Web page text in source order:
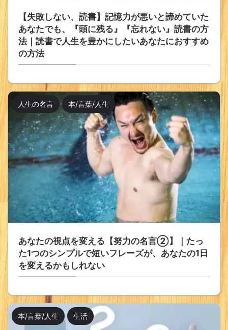
【失敗しない、読書】記憶力が悪いと諦めていた
あなたでも、『頭に残る』『忘れない』読書の方
法｜読書で人生を豊かにしたいあなたにおすすめ
の方法
人生の名言 本/言葉/人生
あなたの視点を変える【努力の名言②】｜たっ
た1つのシンプルで短いフレーズが、あなたの1日
を変えるかもしれない
本/言葉/人生 生活